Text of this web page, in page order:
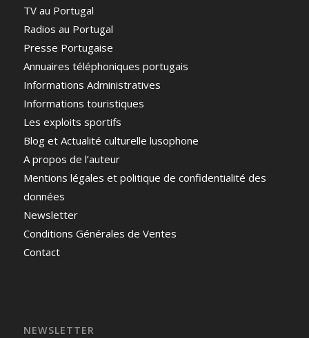
TV au Portugal
Radios au Portugal
Presse Portugaise
Annuaires téléphoniques portugais
Informations Administratives
Informations touristiques
Les exploits sportifs
Blog et Actualité culturelle lusophone
A propos de l’auteur
Mentions légales et politique de confidentialité des
données
Newsletter
Conditions Générales de Ventes
Contact
NEWSLETTER